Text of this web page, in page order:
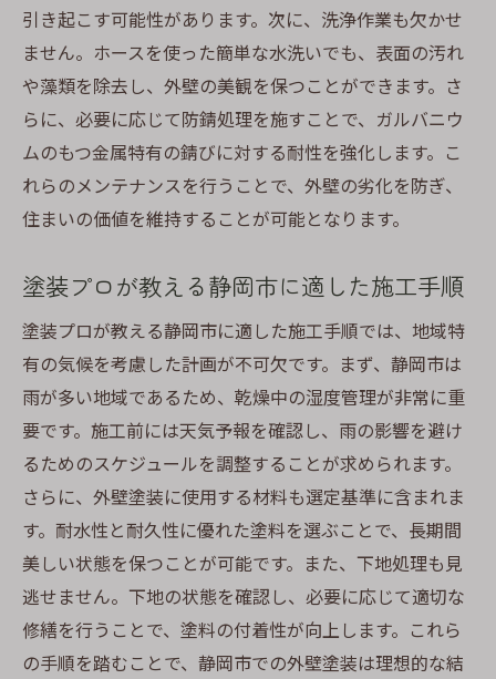
引き起こす可能性があります。次に、洗浄作業も欠かせ
ません。ホースを使った簡単な水洗いでも、表面の汚れ
や藻類を除去し、外壁の美観を保つことができます。さ
らに、必要に応じて防錆処理を施すことで、ガルバニウ
ムのもつ金属特有の錆びに対する耐性を強化します。こ
れらのメンテナンスを行うことで、外壁の劣化を防ぎ、
住まいの価値を維持することが可能となります。
塗装プロが教える静岡市に適した施工手順
塗装プロが教える静岡市に適した施工手順では、地域特
有の気候を考慮した計画が不可欠です。まず、静岡市は
雨が多い地域であるため、乾燥中の湿度管理が非常に重
要です。施工前には天気予報を確認し、雨の影響を避け
るためのスケジュールを調整することが求められます。
さらに、外壁塗装に使用する材料も選定基準に含まれま
す。耐水性と耐久性に優れた塗料を選ぶことで、長期間
美しい状態を保つことが可能です。また、下地処理も見
逃せません。下地の状態を確認し、必要に応じて適切な
修繕を行うことで、塗料の付着性が向上します。これら
の手順を踏むことで、静岡市での外壁塗装は理想的な結